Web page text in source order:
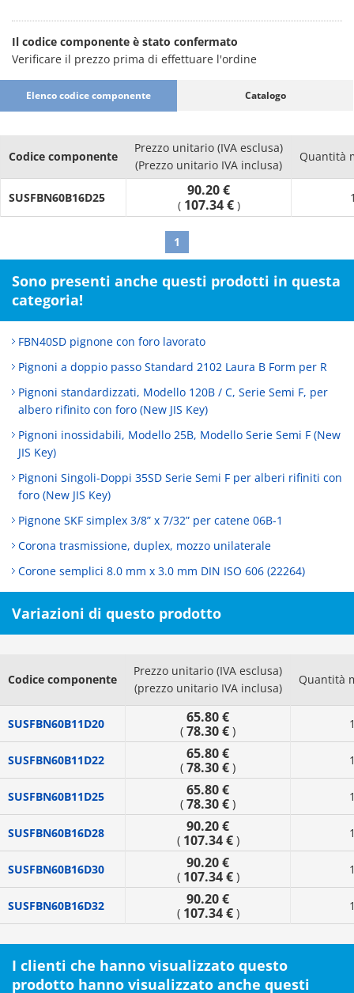
Il codice componente è stato confermato
Verificare il prezzo prima di effettuare l'ordine
Elenco codice componente Catalogo
Codice componente
Prezzo unitario (IVA esclusa)
(Prezzo unitario IVA inclusa)
Quantità
SUSFBN60B16D25 90.20 €
( 107.34 € )
1
Sono presenti anche questi prodotti in questa
categoria!
FBN40SD pignone con foro lavorato
Pignoni a doppio passo Standard 2102 Laura B Form per R
Pignoni standardizzati, Modello 120B / C, Serie Semi F, per
albero rifinito con foro (New JIS Key)
Pignoni inossidabili, Modello 25B, Modello Serie Semi F (New
JIS Key)
Pignoni Singoli-Doppi 35SD Serie Semi F per alberi rifiniti con
foro (New JIS Key)
Pignone SKF simplex 3/8” x 7/32” per catene 06B-1
Corona trasmissione, duplex, mozzo unilaterale
Corone semplici 8.0 mm x 3.0 mm DIN ISO 606 (22264)
Variazioni di questo prodotto
Codice componente
Prezzo unitario (IVA esclusa)
(prezzo unitario IVA inclusa)
Quantità
SUSFBN60B11D20 65.80 €
( 78.30 € )
SUSFBN60B11D22 65.80 €
( 78.30 € )
SUSFBN60B11D25 65.80 €
( 78.30 € )
SUSFBN60B16D28 90.20 €
( 107.34 €)
SUSFBN60B16D30 90.20 €
( 107.34 €)
SUSFBN60B16D32 90.20 €
( 107.34 €)
I clienti che hanno visualizzato questo
prodotto hanno visualizzato anche questi